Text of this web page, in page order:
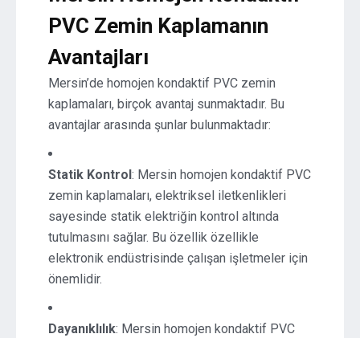
PVC Zemin Kaplamanın
Avantajları
Mersin’de homojen kondaktif PVC zemin
kaplamaları, birçok avantaj sunmaktadır. Bu
avantajlar arasında şunlar bulunmaktadır:
Statik Kontrol: Mersin homojen kondaktif PVC
zemin kaplamaları, elektriksel iletkenlikleri
sayesinde statik elektriğin kontrol altında
tutulmasını sağlar. Bu özellik özellikle
elektronik endüstrisinde çalışan işletmeler için
önemlidir.
Dayanıklılık: Mersin homojen kondaktif PVC